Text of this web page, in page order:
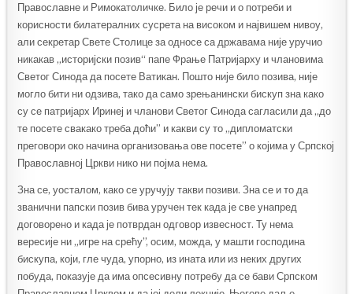
Православне и Римокатоличке. Било је речи и о потреби и
корисности билатералних сусрета на високом и највишем нивоу,
али секретар Свете Столице за односе са државама није уручио
никакав „историјски позив“ папе Фрање Патријарху и члановима
Светог Синода да посете Ватикан. Пошто није било позива, није
могло бити ни одзива, тако да само зрењанински бискуп зна како
су се патријарх Иринеј и чланови Светог Синода сагласили да „до
те посете свакако треба доћи” и какви су то „дипломатски
преговори око начина организовања ове посете” о којима у Српској
Православној Цркви нико ни појма нема.
Зна се, уосталом, како се уручују такви позиви. Зна се и то да
званични папски позив бива уручен тек када је све унапред
договорено и када је потврдан одговор извесност. Ту нема
вересије ни „игре на срећу”, осим, можда, у машти господина
бискупа, који, гле чуда, упорно, из ината или из неких других
побуда, показује да има опсесивну потребу да се бави Српском